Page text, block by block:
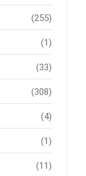
(255)
(1)
(33)
(308)
(4)
(1)
(11)